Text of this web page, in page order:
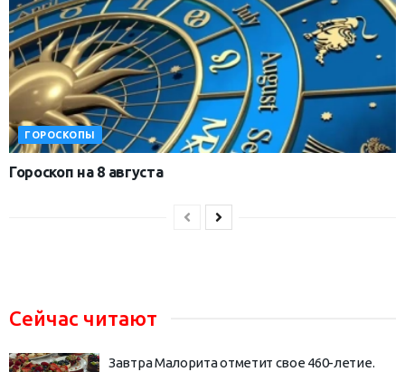
ГОРОСКОПЫ
Гороскоп на 8 августа
Сейчас читают
Завтра Малорита отметит свое 460-летие.